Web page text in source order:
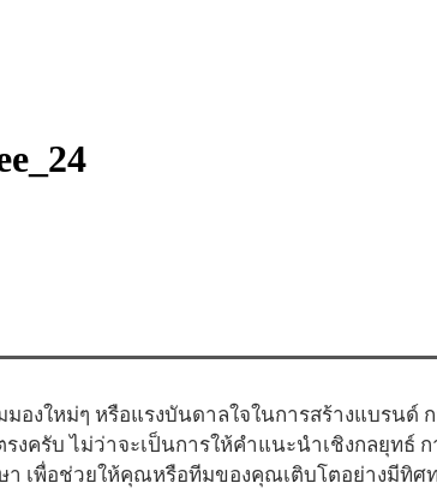
งใหม่ๆ หรือแรงบันดาลใจในการสร้างแบรนด์
รับ ไม่ว่าจะเป็นการให้คำแนะนำเชิงกลยุทธ์
เพื่อช่วยให้คุณหรือทีมของคุณเติบโตอย่างมีทิศ